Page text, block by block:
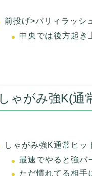
前投げ>パリィラッシュ
中央では後方起き
しゃがみ強K(
しゃがみ強K通常ヒッ
最速でやると強バ
ただ慣れてる相手